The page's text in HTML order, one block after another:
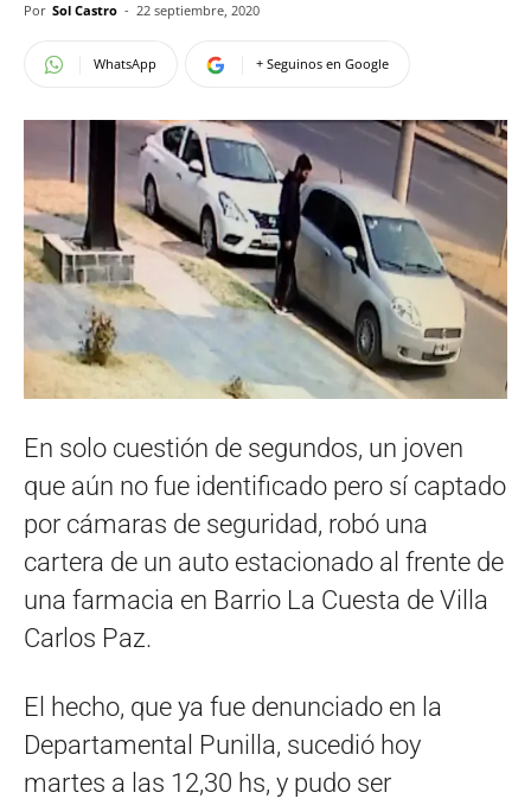
Por Sol Castro - 22 septiembre, 2020
WhatsApp + Seguinos en Google
En solo cuestión de segundos, un joven
que aún no fue identificado pero sí captado
por cámaras de seguridad, robó una
cartera de un auto estacionado al frente de
una farmacia en Barrio La Cuesta de Villa
Carlos Paz.
El hecho, que ya fue denunciado en la
Departamental Punilla, sucedió hoy
martes a las 12,30 hs, y pudo ser